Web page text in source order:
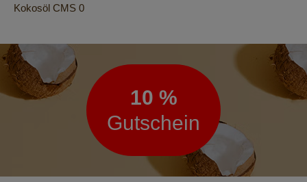
Kokosöl CMS 0
Newsletter
10 %
Gutschein